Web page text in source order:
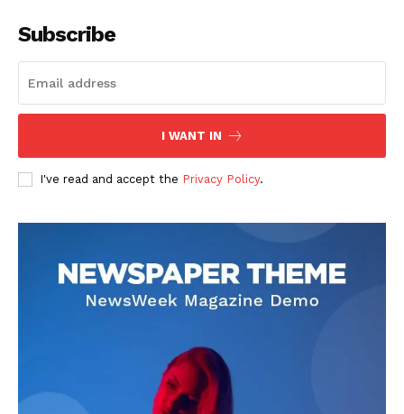
DOWNLOAD NOW
AIN NEWS 1
Contact Us
Subscribe
I WANT IN
I've read and accept the Privacy Policy.